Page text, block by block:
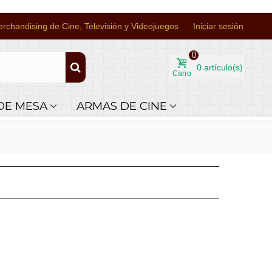
de Cine, Televisión y Videojuegos Iniciar sesión
Carro
0
0 artículo(s)
MESA ARMAS DE CINE